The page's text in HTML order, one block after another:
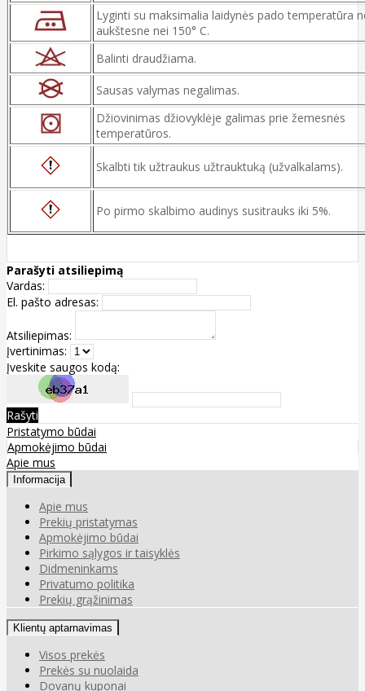
Lyginti su maksimalia laidynės pado temperatūra
aukštesne nei 150° C.
Balinti draudžiama.
Sausas valymas negalimas.
Džiovinimas džiovyklėje galimas prie žemesnės
temperatūros.
Skalbti tik užtraukus užtrauktuką (užvalkalams).
Po pirmo skalbimo audinys susitrauks iki 5%.
Parašyti atsiliepimą
Vardas:
El. pašto adresas:
Atsiliepimas:
Įvertinimas:
Įveskite saugos kodą:
Rašyti
Pristatymo būdai
Apmokėjimo būdai
Apie mus
Informacija
Apie mus
Prekių pristatymas
Apmokėjimo būdai
Pirkimo sąlygos ir taisyklės
Didmeninkams
Privatumo politika
Prekių grąžinimas
Klientų aptarnavimas
Visos prekės
Prekės su nuolaida
Dovanų kuponai